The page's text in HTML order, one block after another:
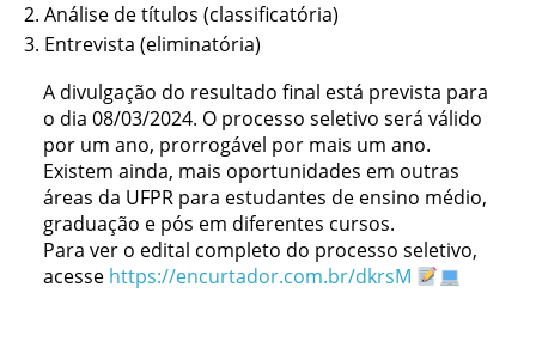
Análise de títulos (classificatória)
Entrevista (eliminatória)
A divulgação do resultado final está prevista para
o dia 08/03/2024. O processo seletivo será válido
por um ano, prorrogável por mais um ano.
Existem ainda, mais oportunidades em outras
áreas da UFPR para estudantes de ensino médio,
graduação e pós em diferentes cursos.
Para ver o edital completo do processo seletivo,
acesse https://encurtador.com.br/dkrsM